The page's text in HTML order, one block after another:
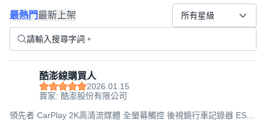
最熱門最新上架 所有星級
酷澎線購買人
2026.01.15
賣家: 酷澎股份有限公司
領先者 CarPlay 2K高清流媒體 全螢幕觸控 後視鏡行車記錄器 ES-